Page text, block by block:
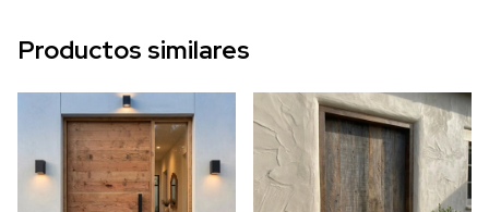
Productos similares